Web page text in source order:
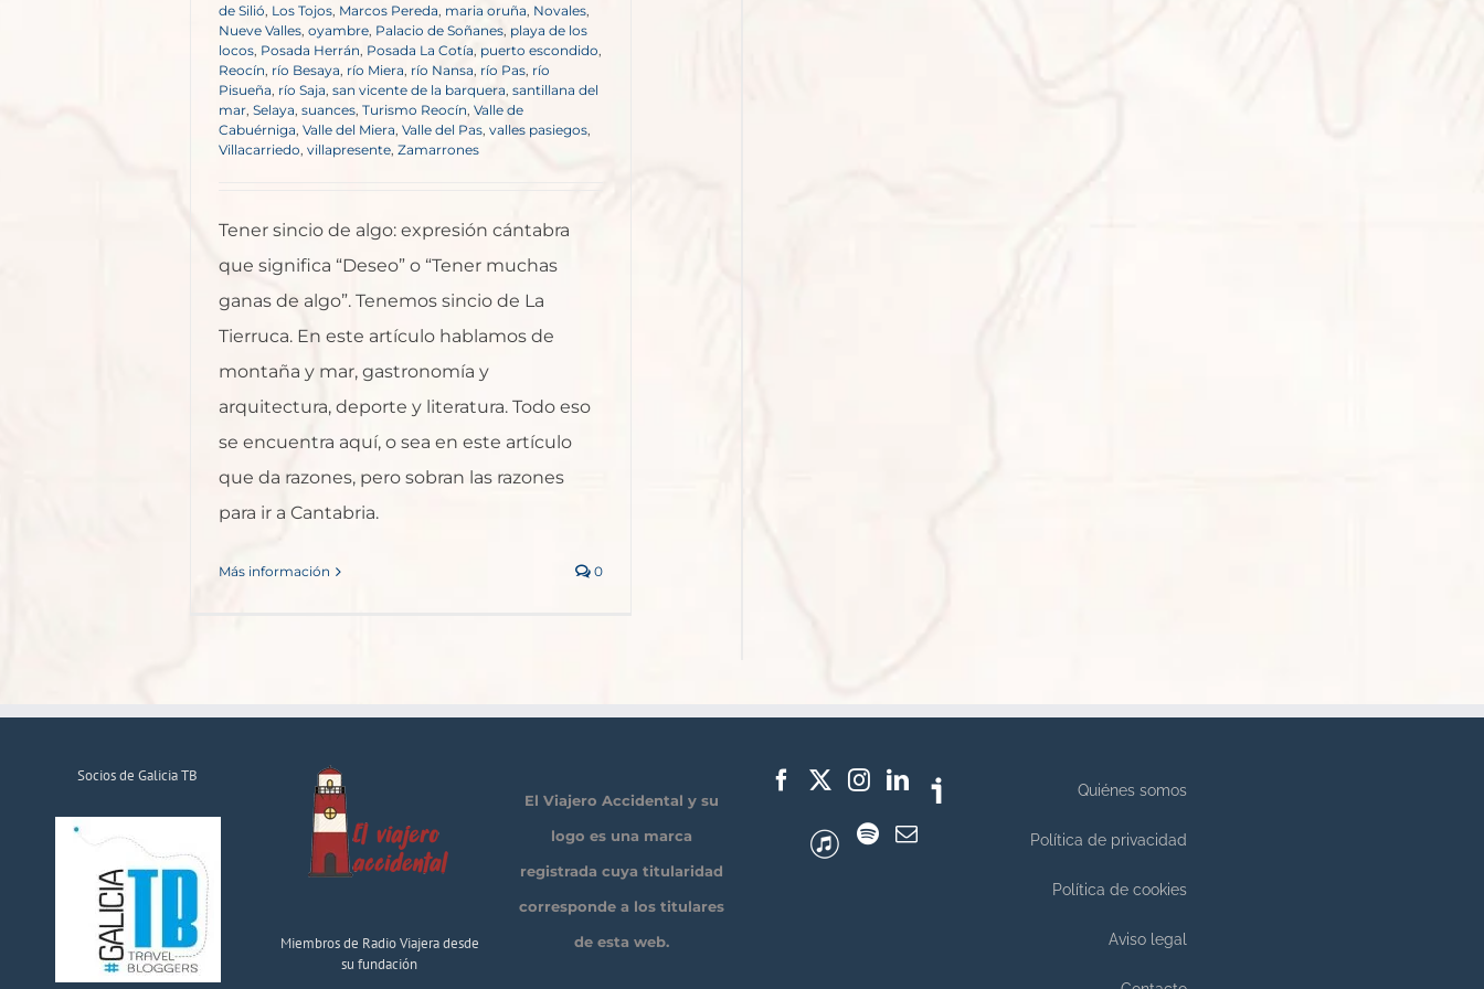
de Silió, Los Tojos, Marcos Pereda, maria oruña, Novales,
Nueve Valles, oyambre, Palacio de Soñanes, playa de los
locos, Posada Herrán, Posada La Cotía, puerto escondido,
Reocín, río Besaya, río Miera, río Nansa, río Pas, río
Pisueña, río Saja, san vicente de la barquera, santillana del
mar, Selaya, suances, Turismo Reocín, Valle de
Cabuérniga, Valle del Miera, Valle del Pas, valles pasiegos,
Villacarriedo, villapresente, Zamarrones
Tener sincio de algo: expresión cántabra
que significa “Deseo” o “Tener muchas
ganas de algo”. Tenemos sincio de La
Tierruca. En este artículo hablamos de
montaña y mar, gastronomía y
arquitectura, deporte y literatura. Todo eso
se encuentra aquí, o sea en este artículo
que da razones, pero sobran las razones
para ir a Cantabria.
Más información 0
Socios de Galicia TB
Miembros de Radio Viajera desde
su fundación
El Viajero Accidental y su
logo es una marca
registrada cuya titularidad
corresponde a los titulares
de esta web.
Quiénes somos
Política de privacidad
Política de cookies
Aviso legal